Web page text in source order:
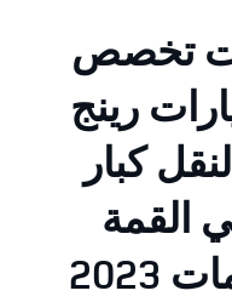
تخصص
رينج
كبار
القمة